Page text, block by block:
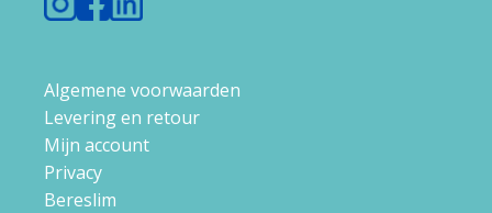
Algemene voorwaarden
Levering en retour
Mijn account
Privacy
Bereslim